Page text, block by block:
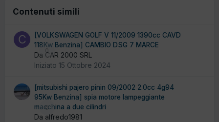
Contenuti simili
0
[VOLKSWAGEN GOLF V 11/2009 1390cc CAVD
118Kw Benzina] CAMBIO DSG 7 MARCE
Da CAR 2000 SRL
Iniziato 15 Ottobre 2024
0
[mitsubishi pajero pinin 09/2002 2.0cc 4g94
95Kw Benzina] spia motore lampeggiante
macchina a due cilindri
Da alfredo1981